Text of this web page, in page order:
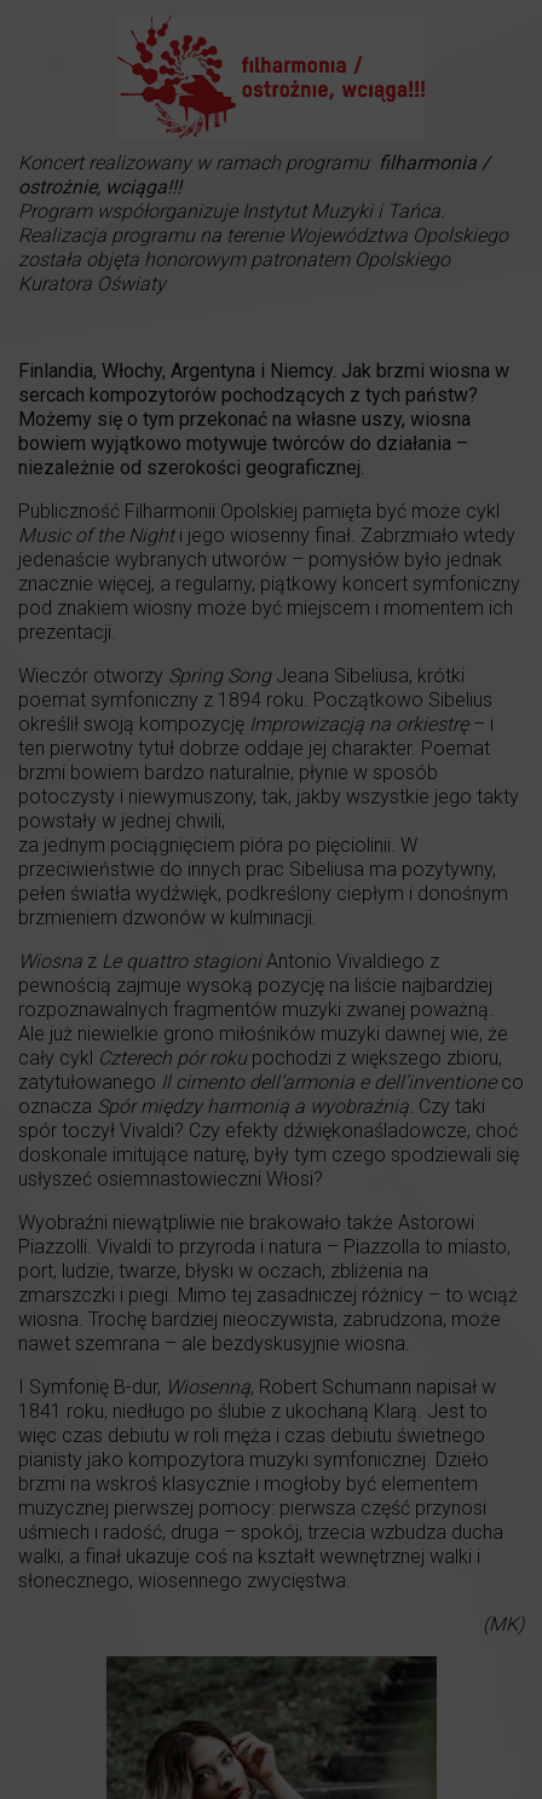
Koncert realizowany w ramach programu filharmonia /
ostrożnie, wciąga!!!
Program współorganizuje Instytut Muzyki i Tańca.
Realizacja programu na terenie Województwa Opolskiego
została objęta honorowym patronatem Opolskiego
Kuratora Oświaty
Finlandia, Włochy, Argentyna i Niemcy. Jak brzmi wiosna w
sercach kompozytorów pochodzących z tych państw?
Możemy się o tym przekonać na własne uszy, wiosna
bowiem wyjątkowo motywuje twórców do działania –
niezależnie od szerokości geograficznej.
Publiczność Filharmonii Opolskiej pamięta być może cykl
Music of the Nighti jego wiosenny finał. Zabrzmiało wtedy
jedenaście wybranych utworów – pomysłów było jednak
znacznie więcej, a regularny, piątkowy koncert symfoniczny
pod znakiem wiosny może być miejscem i momentem ich
prezentacji.
Wieczór otworzy Spring SongJeana Sibeliusa, krótki
poemat symfoniczny z 1894 roku. Początkowo Sibelius
określił swoją kompozycję Improwizacją na orkiestrę– i
ten pierwotny tytuł dobrze oddaje jej charakter. Poemat
brzmi bowiem bardzo naturalnie, płynie w sposób
potoczysty i niewymuszony, tak, jakby wszystkie jego takty
powstały w jednej chwili,
za jednym pociągnięciem pióra po pięciolinii. W
przeciwieństwie do innych prac Sibeliusa ma pozytywny,
pełen światła wydźwięk, podkreślony ciepłym i donośnym
brzmieniem dzwonów w kulminacji.
Wiosna z Le quattro stagioniAntonio Vivaldiego z
pewnością zajmuje wysoką pozycję na liście najbardziej
rozpoznawalnych fragmentów muzyki zwanej poważną.
Ale już niewielkie grono miłośników muzyki dawnej wie, że
cały cykl Czterech pór rokupochodzi z większego zbioru,
zatytułowanego Il cimento dell’armonia e dell’inventioneco
oznacza Spór między harmonią a wyobraźnią . Czy taki
spór toczył Vivaldi? Czy efekty dźwiękonaśladowcze, choć
doskonale imitujące naturę, były tym czego spodziewali się
usłyszeć osiemnastowieczni Włosi?
Wyobraźni niewątpliwie nie brakowało także Astorowi
Piazzolli. Vivaldi to przyroda i natura – Piazzolla to miasto,
port, ludzie, twarze, błyski w oczach, zbliżenia na
zmarszczki i piegi. Mimo tej zasadniczej różnicy – to wciąż
wiosna. Trochę bardziej nieoczywista, zabrudzona, może
nawet szemrana – ale bezdyskusyjnie wiosna.
I Symfonię B-dur, Wiosenną, Robert Schumann napisał w
1841 roku, niedługo po ślubie z ukochaną Klarą. Jest to
więc czas debiutu w roli męża i czas debiutu świetnego
pianisty jako kompozytora muzyki symfonicznej. Dzieło
brzmi na wskroś klasycznie i mogłoby być elementem
muzycznej pierwszej pomocy: pierwsza część przynosi
uśmiech i radość, druga – spokój, trzecia wzbudza ducha
walki, a finał ukazuje coś na kształt wewnętrznej walki i
słonecznego, wiosennego zwycięstwa.
(MK)